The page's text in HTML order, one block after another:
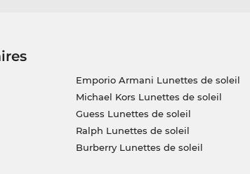
Emporio Armani Lunettes de soleil
Michael Kors Lunettes de soleil
Guess Lunettes de soleil
Ralph Lunettes de soleil
Burberry Lunettes de soleil